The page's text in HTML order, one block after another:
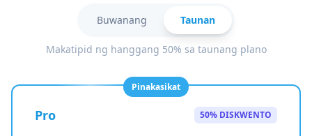
Buwanang Taunan
Makatipid ng hanggang 50% sa taunang plano
Pinakasikat
Pro 50% DISKWENTO